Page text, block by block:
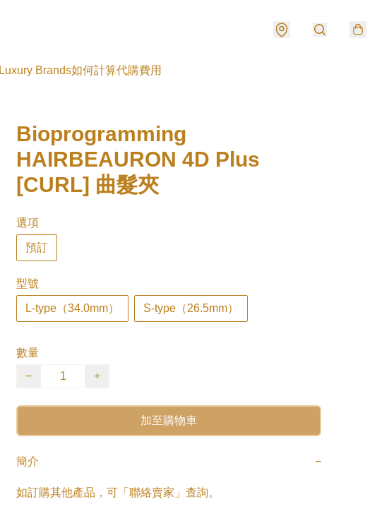
Luxury Brands如何計算代購費用
Bioprogramming
HAIRBEAURON 4D Plus
[CURL] 曲髮夾
選項
預訂
型號
L-type（34.0mm） S-type（26.5mm）
數量
−
+
加至購物車
簡介 −
如訂購其他產品，可「聯絡賣家」查詢。